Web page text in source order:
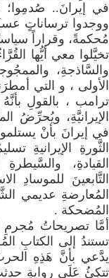
في إيرانَ.. صُدمِوا؛
ووجدوا ترساناتٍ
مُحكمةً، وقراراً
​تخيَّلوا معي أيُّها
والسَّاذجةِ،
ترامب ، بالقولِ
الإيرانيَّةِ، ويُحرِّضُ
في إيرانَ بأنْ
الثَّورةِ الإيرانيةِ
القيادةِ،
المُعارضةِ عديمي
المُضحكة .
​أمَّا تصريحاتُ مُجرمِ
تستندُ إلى الكتابِ
يدَّعي بأنَّ هَذِهِ